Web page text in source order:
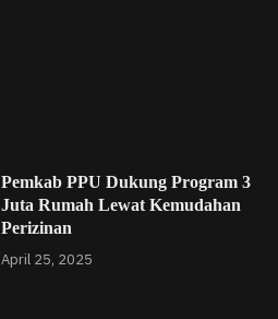
Pemkab PPU Dukung Program 3
Juta Rumah Lewat Kemudahan
Perizinan
April 25, 2025